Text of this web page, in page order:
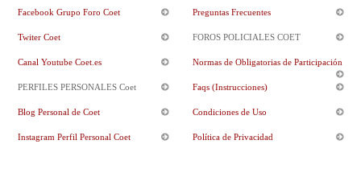
Facebook Grupo Foro Coet
Twiter Coet
Canal Youtube Coet.es
PERFILES PERSONALES Coet
Blog Personal de Coet
Instagram Perfil Personal Coet
Preguntas Frecuentes
FOROS POLICIALES COET
Normas de Obligatorias de Participación
Faqs (Instrucciones)
Condiciones de Uso
Política de Privacidad